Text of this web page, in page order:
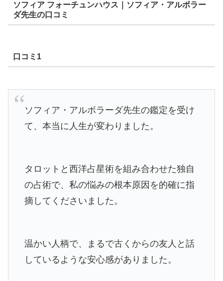
ソフィア フォーチュンハウス｜ソフィア・アルボラー
ダ先生の口コミ
口コミ1
ソフィア・アルボラーダ先生の鑑定を受け
て、本当に人生が変わりました。
タロットと西洋占星術を組み合わせた独自
の占術で、私の悩みの根本原因を的確に指
摘してくださいました。
温かい人柄で、まるで古くからの友人と話
しているような安心感がありました。